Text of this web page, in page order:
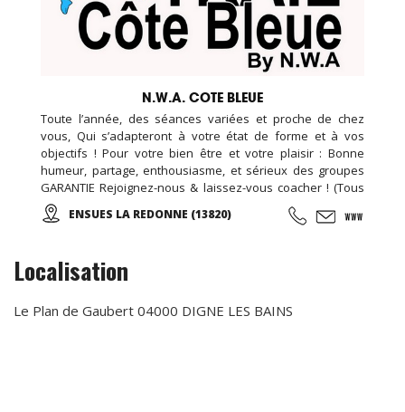
N.W.A. COTE BLEUE
Toute l’année, des séances variées et proche de chez
vous, Qui s’adapteront à votre état de forme et à vos
objectifs ! Pour votre bien être et votre plaisir : Bonne
humeur, partage, enthousiasme, et sérieux des groupes
GARANTIE Rejoignez-nous & laissez-vous coacher ! (Tous
niveaux de pratique/ 5 séances semaine / évènements
proposés.)ENSUES LA REDONNE (13820)
Localisation
Le Plan de Gaubert 04000 DIGNE LES BAINS